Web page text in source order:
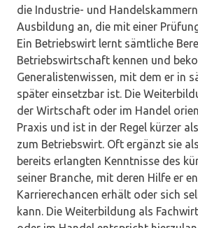
die Industrie- und
Ausbildung an, die mit einer
Ein Betriebswirt lernt sämtliche
Betriebswirtschaft kennen und
Generalistenwissen, mit dem er in
später einsetzbar ist. Die
der Wirtschaft oder im Handel
Praxis und ist in der Regel kürzer
zum Betriebswirt. Oft ergänzt sie
bereits erlangten Kenntnisse des
seiner Branche, mit deren Hilfe er
Karrierechancen erhält oder sich
kann. Die Weiterbildung als